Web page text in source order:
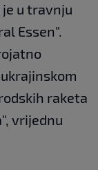
u travnju
Essen".
raketa
vrijednu